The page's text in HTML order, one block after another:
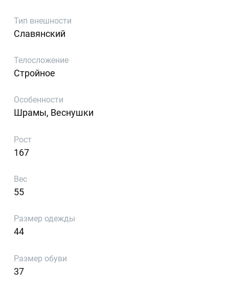
Тип внешности
Славянский
Телосложение
Стройное
Особенности
Шрамы, Веснушки
Рост
167
Вес
55
Размер одежды
44
Размер обуви
37